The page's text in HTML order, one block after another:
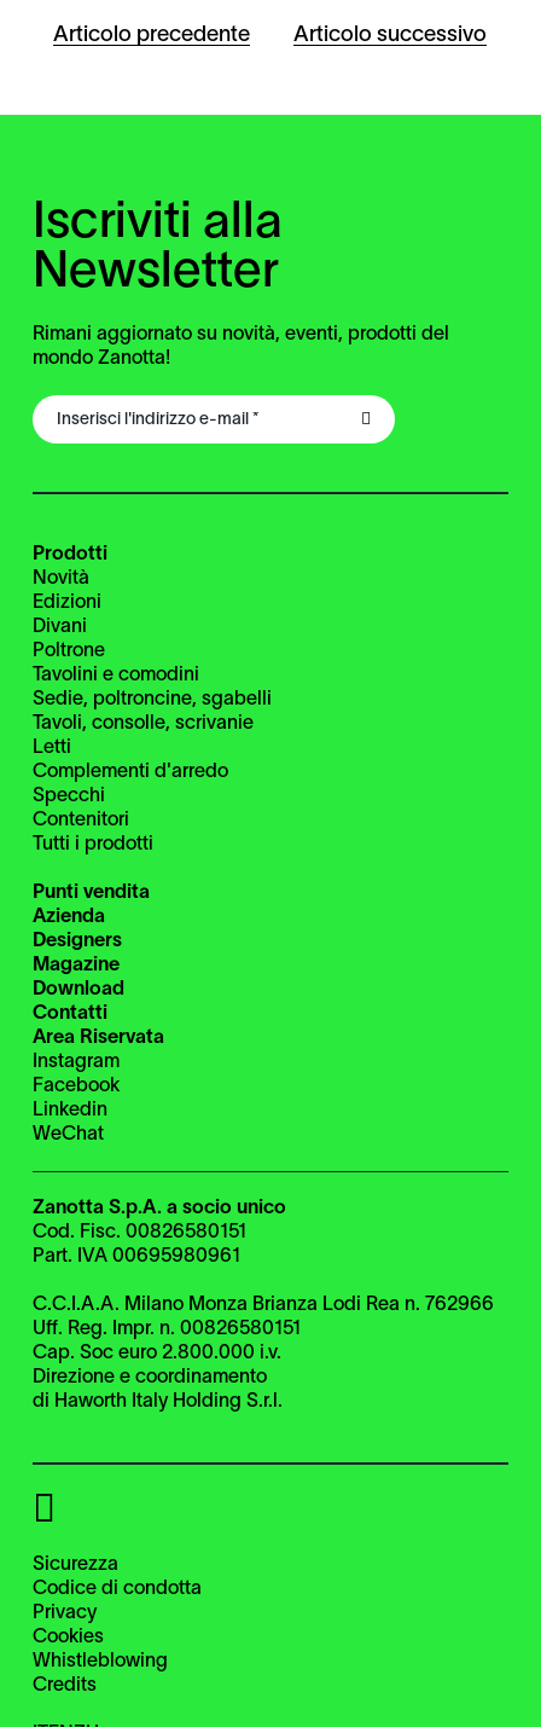
Articolo precedente Articolo successivo
Iscriviti alla
Newsletter
Rimani aggiornato su novità, eventi, prodotti del
mondo Zanotta!
Prodotti
Novità
Edizioni
Divani
Poltrone
Tavolini e comodini
Sedie, poltroncine, sgabelli
Tavoli, consolle, scrivanie
Letti
Complementi d'arredo
Specchi
Contenitori
Tutti i prodotti
Punti vendita
Azienda
Designers
Magazine
Download
Contatti
Area Riservata
Instagram
Facebook
Linkedin
WeChat
Zanotta S.p.A. a socio unico
Cod. Fisc. 00826580151
Part. IVA 00695980961
C.C.I.A.A. Milano Monza Brianza Lodi Rea n. 762966
Uff. Reg. Impr. n. 00826580151
Cap. Soc euro 2.800.000 i.v.
Direzione e coordinamento
di Haworth Italy Holding S.r.l.
Sicurezza
Codice di condotta
Privacy
Cookies
Whistleblowing
Credits